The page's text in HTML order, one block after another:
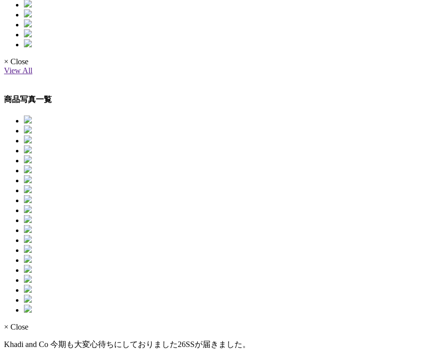
× Close
View All
商品写真一覧
× Close
Khadi and Co 今期も大変心待ちにしておりました26SSが届きました。